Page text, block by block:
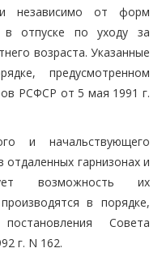
независимо от форм
в отпуске по уходу за
возраста. Указанные
предусмотренном
РСФСР от 5 мая 1991 г.
и начальствующего
отдаленных гарнизонах и
возможность их
в порядке,
Совета
г. N 162.